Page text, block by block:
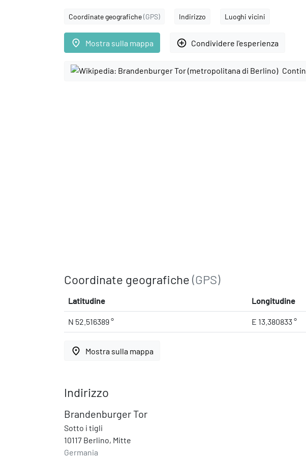
Coordinate geografiche(GPS) Indirizzo Luoghi vicini
place Mostra sulla mappa add_circle_outline Condividere l'esperienza
Coordinate geografiche (GPS)
Latitudine Longitudine
N 52.516389 ° E 13.380833 °
place Mostra sulla mappa
Indirizzo
Brandenburger Tor
Sotto i tigli
10117 Berlino, Mitte
Germania